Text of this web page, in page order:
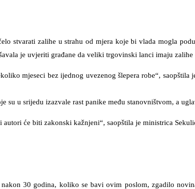
stvarati zalihe u strahu od mjera koje bi vlada mogla
je uvjeriti građane da veliki trgovinski lanci imaju
mjeseci bez ijednog uvezenog šlepera robe“,
u srijedu izazvale rast panike među stanovništvom, a
će biti zakonski kažnjeni“, saopštila je ministrica
30 godina, koliko se bavi ovim poslom, zgadilo